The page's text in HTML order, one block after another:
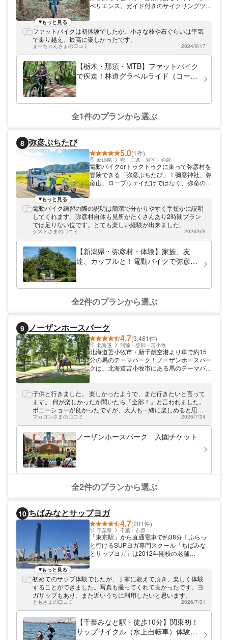
ペリエンス。ガイド付きのサイクリングツア
イドなど、様々なツアーをご用意してお待ち
しております！
もっと見る
ファットバイクは初体験でしたが、小さな枝や石ぐらいは平気
で乗り越え、最高に楽しかったです。
まーちゃんさまの口コミ 2024/9/17
【栃木・那須・MTB】ファットバイク
で疾走！林道グラベルライド（コーヒ
全1件のプランから選ぶ
8 弥彦ぷちたび
5.0(1件)
新潟県 燕・三条・岩室・弥彦
電動バイクorトゥクトゥクに乗って弥彦村を
冒険できる「弥彦ぷちたび」！彌彦神社、弥
彦山、ロープウェイだけではなく、弥彦の自
♪ 初めて乗る方には安全に乗れるまでスタッ
フが指導をするので安心です！ 弥彦村は交
通機関が少ないため、電動バイクやトゥクト
ゥクの利用はとてもおすすめです！ 体験受
付場所は、JR線「弥彦駅」から徒歩4分の好
立地です。 体験時間内であれば荷物の預か
りサービスをいたします。
もっと見る
電動バイク練習の際の説明は簡潔で分かりやすく手短かに説明
してくれます。弥彦村自体も見所がたくさんあり2時間プラン
では足りない位です。とても楽しい経験が出来ました。
ゲストさまの口コミ 2026/6/9
【新潟県・弥彦村・体験】家族、友
達、カップルと！電動バイクで弥彦村
全2件のプランから選ぶ
9 ノーザンホースパーク
4.7(3,481件)
北海道 洞爺・登別・苫小牧
北海道苫小牧市・新千歳空港より車で約15
分の馬のテーマパーク！ノーザンホースパー
クは、北海道苫小牧市にある馬のテーマパー
ー、サイクリングやミニスノーモービルとい
った各種アクティビティなど、北海道の自然
を活かした多彩なコンテンツが大集合してい
ます。生息している馬たちは約12種・80
頭。引退した競走馬たちも揃っているため、
競馬ファンからも人気を集めています。その
他、馬の気持ちを学べる博物館、有名競走馬
たちの記念品が展示されているホースギャラ
子供と行きました。 楽しかったようで、また行きたいと言って
ます。 何が楽しかったか聞いたら『全部！』と言われました。
ポニーショーが良かったですが、大人も一緒に楽しめると思い
ます。
マカロンさまの口コミ 2026/7/24
ノーザンホースパーク 入園チケット
全2件のプランから選ぶ
10 ちばみなとサップヨガ
4.7(201件)
千葉県 千葉・市原
「東京駅」から直通電車で約38分！ぷらっ
と行けるSUPヨガ専門スクール「ちばみな
とサップヨガ」は2012年開校の老舗
ードをご用意。安定感と乗り（寝）心地バツ
グンなので、初めての方でもあっという間に
海上散歩を楽しめます。「千葉みなと駅」か
ら徒歩約10分。天然アサリが自生する綺麗
な海でリフレッシュしましょう。
もっと見る
初めてのサップ体験でしたが、丁寧に教えて頂き、楽しく体験
することができました。写真も撮ってくれて良かったです。ヨ
ガサップもあり、また近いうちに利用したいと思います。
ともさまの口コミ 2026/7/31
【千葉みなと駅・徒歩10分】関東初！
サップサイクル（水上自転車）体験プ